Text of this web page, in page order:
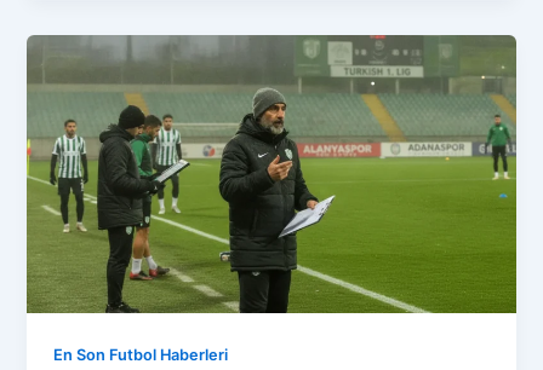
En Son Futbol Haberleri